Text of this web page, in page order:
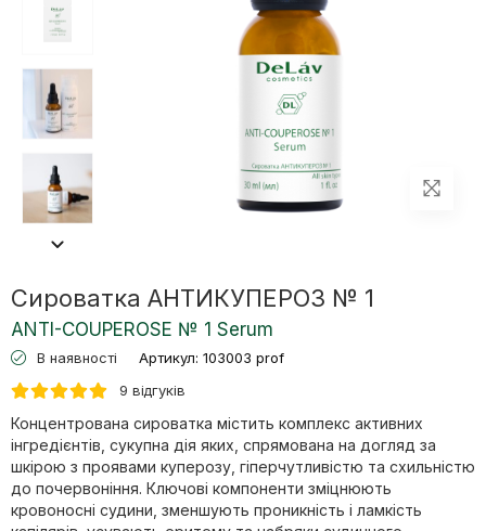
Сироватка АНТИКУПЕРОЗ № 1
АNTI-COUPEROSE № 1 Serum
В наявності Артикул: 103003 prof
9 відгуків
Концентрована сироватка містить комплекс активних
інгредієнтів, сукупна дія яких, спрямована на догляд за
шкірою з проявами куперозу, гіперчутливістю та схильністю
до почервоніння. Ключові компоненти зміцнюють
кровоносні судини, зменшують проникність і ламкість